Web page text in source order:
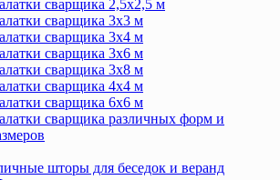
сварщика 2,5х2,5 м
сварщика 3х3 м
сварщика 3х4 м
сварщика 3х6 м
сварщика 3х8 м
сварщика 4х4 м
сварщика 6х6 м
сварщика различных форм и
шторы для беседок и веранд